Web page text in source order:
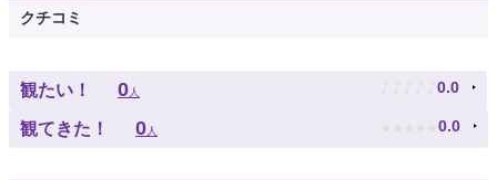
クチコミ
観たい！ 0人 ♪ ♪ ♪ ♪ ♪ 0.0
観てきた！ 0人 ★ ★ ★ ★ ★ 0.0